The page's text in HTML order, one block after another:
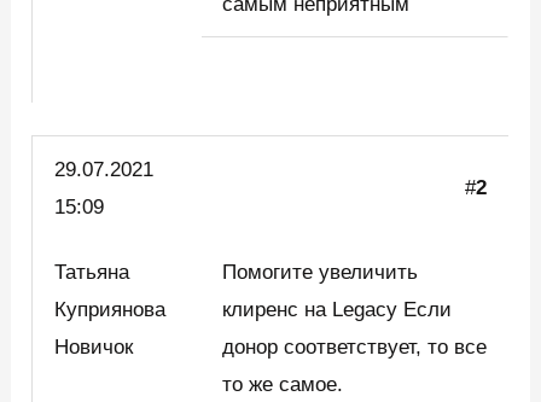
29.07.2021
15:09
#2
Татьяна
Куприянова
Новичок
Помогите увеличить
клиренс на Legacy Если
донор соответствует, то все
то же самое.